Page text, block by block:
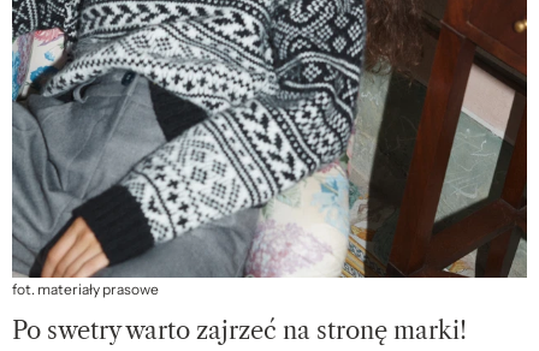
fot. materiały prasowe
Po swetry warto zajrzeć na stronę marki!